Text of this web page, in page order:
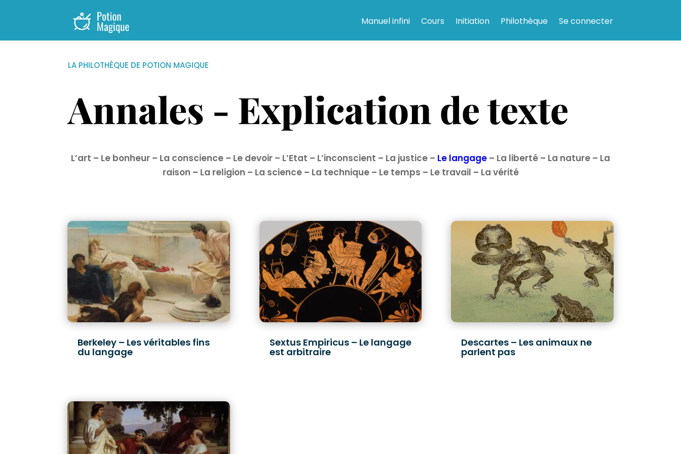
Manuel infini Cours Initiation Philothèque Se connecter
LA PHILOTHÈQUE DE POTION MAGIQUE
Annales - Explication de texte
L’art – Le bonheur – La conscience – Le devoir – L’Etat – L’inconscient – La justice – Le langage – La liberté – La nature – La
raison – La religion – La science– La technique– Le temps – Le travail – La vérité
Berkeley – Les véritables fins
du langage
Sextus Empiricus – Le langage
est arbitraire
Descartes – Les animaux ne
parlent pas